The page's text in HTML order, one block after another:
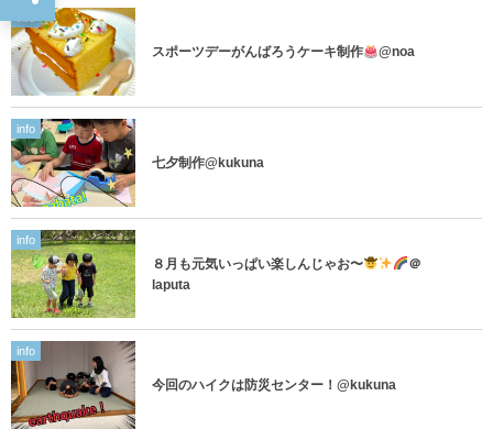
スポーツデーがんばろうケーキ制作 @noa
info
七夕制作@kukuna
info
８月も元気いっぱい楽しんじゃお〜
＠
laputa
info
今回のハイクは防災センター！@kukuna